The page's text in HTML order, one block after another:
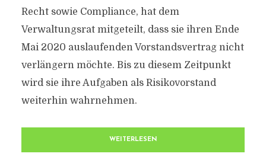
Recht sowie Compliance, hat dem
Verwaltungsrat mitgeteilt, dass sie ihren Ende
Mai 2020 auslaufenden Vorstandsvertrag nicht
verlängern möchte. Bis zu diesem Zeitpunkt
wird sie ihre Aufgaben als Risikovorstand
weiterhin wahrnehmen.
WEITERLESEN